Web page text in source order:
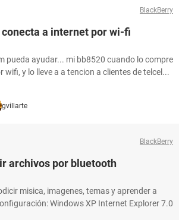
BlackBerry
conecta a internet por wi-fi
pueda ayudar... mi bb8520 cuando lo compre
wifi, y lo lleve a a tencion a clientes de telcel...
gvillarte
BlackBerry
archivos por bluetooth
misica, imagenes, temas y aprender a
Windows XP Internet Explorer 7.0